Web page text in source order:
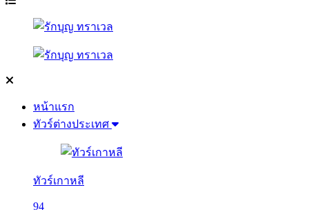
หน้าแรก
ทัวร์ต่างประเทศ
ทัวร์เกาหลี
94